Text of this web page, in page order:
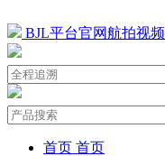
BJL平台官网航拍视频
首页 首页